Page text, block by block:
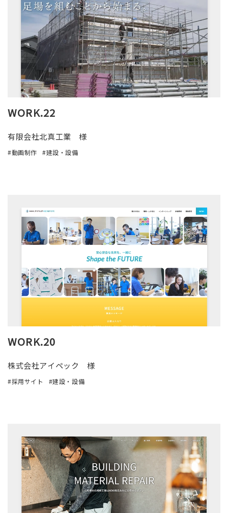
WORK.22
有限会社北真工業 様
動画制作 建設・設備
WORK.20
株式会社アイペック 様
採用サイト 建設・設備